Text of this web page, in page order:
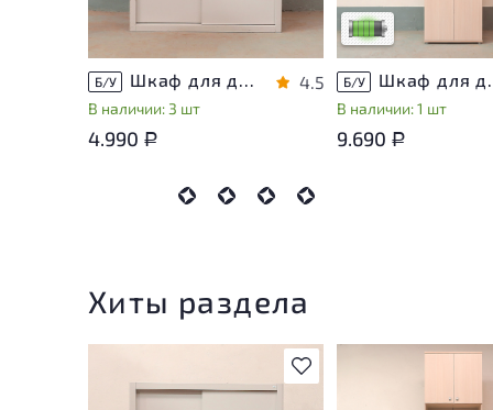
Б/У Шкаф для документов Металл
В наличии: 3 шт
4.5
4.990 Р
Низкая степень
Б/У Шкаф для
В наличии: 1 шт
9.690 Р
Хиты раздела
В избранное